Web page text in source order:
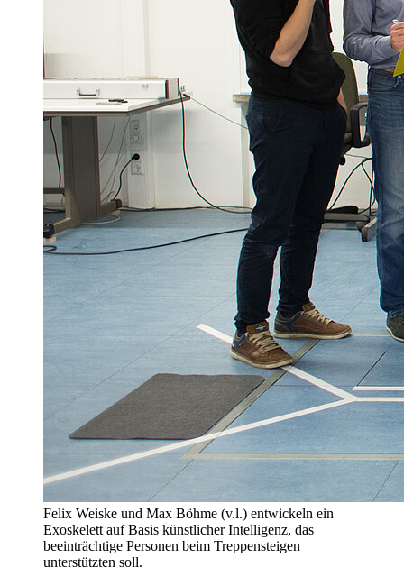
Felix Weiske und Max Böhme (v.l.) entwickeln ein
Exoskelett auf Basis künstlicher Intelligenz, das
beeinträchtige Personen beim Treppensteigen
unterstützten soll.